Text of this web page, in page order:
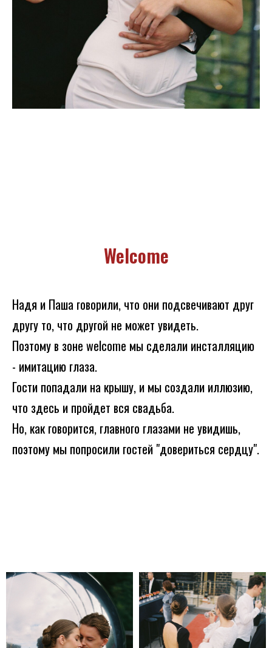
Welcome
Надя и Паша говорили, что они подсвечивают друг
другу то, что другой не может увидеть.
Поэтому в зоне welcome мы сделали инсталляцию
- имитацию глаза.
Гости попадали на крышу, и мы создали иллюзию,
что здесь и пройдет вся свадьба.
Но, как говорится, главного глазами не увидишь,
поэтому мы попросили гостей "довериться сердцу".